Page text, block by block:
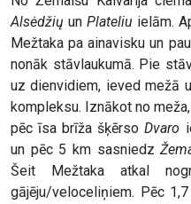
Alsėdžių un Plateliu ielām.
Mežtaka pa ainavisku un
nonāk stāvlaukumā. Pie
uz dienvidiem, ieved mežā
kompleksu. Iznākot no
pēc īsa brīža šķērsoDvaro
un pēc 5 km sasniedz
Šeit Mežtaka atkal
gājēju/veloceliņiem. Pēc